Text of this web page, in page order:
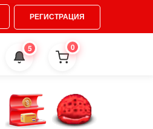
РЕГИСТРАЦИЯ
5 0